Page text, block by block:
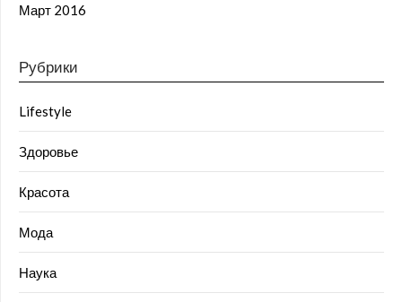
Март 2016
Рубрики
Lifestyle
Здоровье
Красота
Мода
Наука